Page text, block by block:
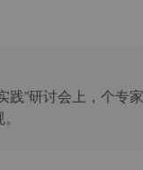
践”研讨会上，个